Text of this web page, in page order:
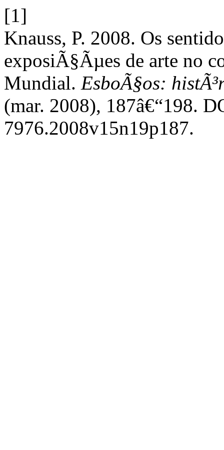
[1]
Knauss, P. 2008. Os
exposiÃ§Ãµes de arte no
Mundial. EsboÃ§os:
(mar. 2008), 187â€“198.
7976.2008v15n19p187.